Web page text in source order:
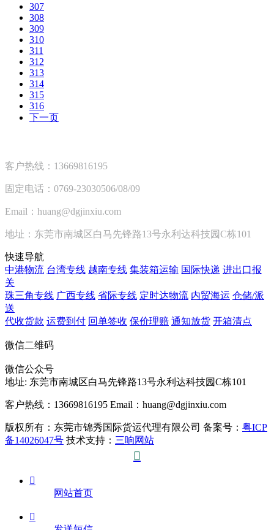
307
308
309
310
311
312
313
314
315
316
下一页
客户热线：13669816195
固定电话：0769-23030506/08/09
Email：huang@dgjinxiu.com
地址：东莞市南城区白马先锋路13号永利达科技园C栋101
快速导航
中港物流 台湾专线 越南专线 集装箱运输 国际快递 进出口报
关
珠三角专线 广西专线 省际专线 定时达物流 内贸海运 仓储/派
送
代收货款 运费到付 回单签收 保价理赔 通知放货 开箱清点
微信二维码
微信公众号
地址: 东莞市南城区白马先锋路13号永利达科技园C栋101
客户热线：13669816195 Email：huang@dgjinxiu.com
版权所有：东莞市锦秀国际货运代理有限公司 备案号： 粤ICP
备14026047号 技术支持： 三响网站


网站首页
